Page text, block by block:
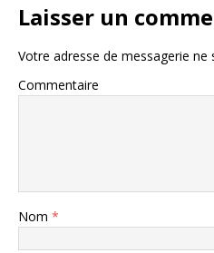
Laisser un
Votre adresse de messagerie ne
Commentaire
Nom *